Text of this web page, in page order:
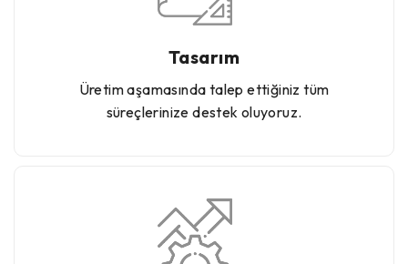
Tasarım
Üretim aşamasında talep ettiğiniz tüm
süreçlerinize destek oluyoruz.